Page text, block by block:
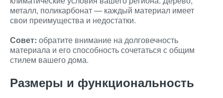
металл, поликарбонат — каждый материал имеет
свои преимущества и недостатки.
Совет: обратите внимание на долговечность
материала и его способность сочетаться с общим
стилем вашего дома.
Размеры и функциональность